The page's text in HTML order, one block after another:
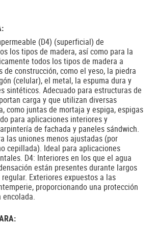
(D4) (superficial) de
los tipos de madera, así como para la
todos los tipos de madera a
de construcción, como el yeso, la piedra
(celular), el metal, la espuma dura y
sintéticos. Adecuado para estructuras de
carga y que utilizan diversas
como juntas de mortaja y espiga, espigas
para aplicaciones interiores y
de fachada y paneles sándwich.
las uniones menos ajustadas (por
cepillada). Ideal para aplicaciones
D4: Interiores en los que el agua
están presentes durante largos
Exteriores expuestos a las
proporcionando una protección